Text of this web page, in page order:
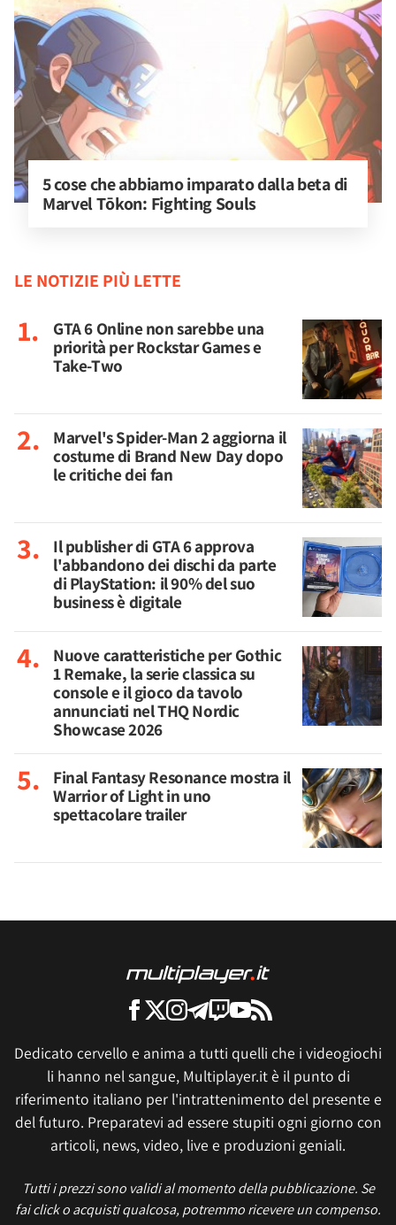
5 cose che abbiamo imparato dalla beta di
Marvel Tōkon: Fighting Souls
LE NOTIZIE PIÙ LETTE
GTA 6 Online non sarebbe una
priorità per Rockstar Games e
Take-Two
Marvel's Spider-Man 2 aggiorna il
costume di Brand New Day dopo
le critiche dei fan
Il publisher di GTA 6 approva
l'abbandono dei dischi da parte
di PlayStation: il 90% del suo
business è digitale
Nuove caratteristiche per Gothic
1 Remake, la serie classica su
console e il gioco da tavolo
annunciati nel THQ Nordic
Showcase 2026
Final Fantasy Resonance mostra il
Warrior of Light in uno
spettacolare trailer
Dedicato cervello e anima a tutti quelli che i videogiochi
li hanno nel sangue, Multiplayer.it è il punto di
riferimento italiano per l'intrattenimento del presente e
del futuro. Preparatevi ad essere stupiti ogni giorno con
articoli, news, video, live e produzioni geniali.
Tutti i prezzi sono validi al momento della pubblicazione. Se
fai click o acquisti qualcosa, potremmo ricevere un compenso.